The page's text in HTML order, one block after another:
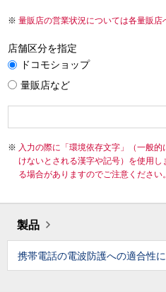
量販店の営業状況については各量販店
店舗区分を指定
ドコモショップ
量販店など
入力の際に「環境依存文字」（一般
けないとされる漢字や記号）を使用
る場合がありますのでご注意ください。
製品
携帯電話の電波防護への適合性